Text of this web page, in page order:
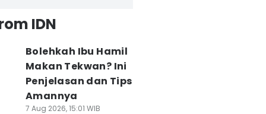
IDN
Bolehkah Ibu Hamil
Makan Tekwan? Ini
Penjelasan dan Tips
Amannya
7 Aug 2026, 15:01 WIB